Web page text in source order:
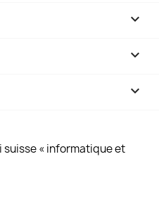


keyboard_arrow_down
suisse « informatique et